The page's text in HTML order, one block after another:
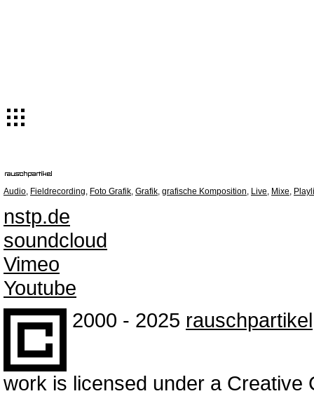
Audio, Fieldrecording, Foto Grafik, Grafik, grafische Komposition, Live, Mixe,
nstp.de
soundcloud
Vimeo
Youtube
2000 - 2025 rauschpartikel
work is licensed under a Creative